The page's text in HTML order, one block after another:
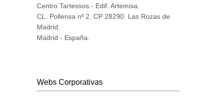
Centro Tartessos - Edif. Artemisa.
CL. Pollensa nº 2. CP 28290. Las Rozas de
Madrid.
Madrid - España.
Webs Corporativas